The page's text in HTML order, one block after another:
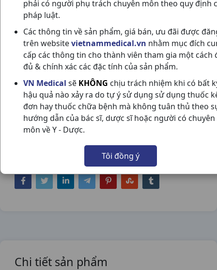
phải có người phụ trách chuyên môn theo quy định
pháp luật.
Các thông tin về sản phẩm, giá bán, ưu đãi được
trên websitevietnammedical.vn nhằm mục đích
cấp các thông tin cho thành viên tham gia một cách
đủ & chính xác các đặc tính của sản phẩm.
VN Medical sẽ KHÔNG chịu trách nhiệm khi có bất
hậu quả nào xảy ra do tự ý sử dụng sử dụng thuốc
đơn hay thuốc chữa bệnh mà không tuân thủ theo
hướng dẫn của bác sĩ, dược sĩ hoặc người có chuyên
môn về Y - Dược.
Tôi đồng ý
KREMIL S H100V UNITED
NSX:United
Chia sẻ qua mạng xã hội:
Chi tiết sản phẩm